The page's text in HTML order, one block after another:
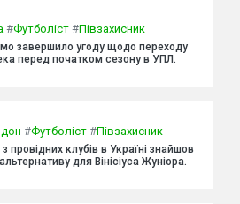
#Футболіст #Півзахисник
завершило угоду щодо переходу
перед початком сезону в УПЛ.
#Футболіст #Півзахисник
провідних клубів в Україні знайшов
для Вінісіуса Жуніора.